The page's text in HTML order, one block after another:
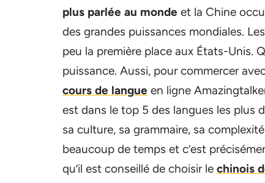
plus parlée au monde et la Chine
des grandes puissances mondiales.
peu la première place aux États-Unis.
puissance. Aussi, pour commercer
cours de langue en ligne
est dans le top 5 des langues les plus
sa culture, sa grammaire, sa
beaucoup de temps et c’est
qu’il est conseillé de choisir le chinois